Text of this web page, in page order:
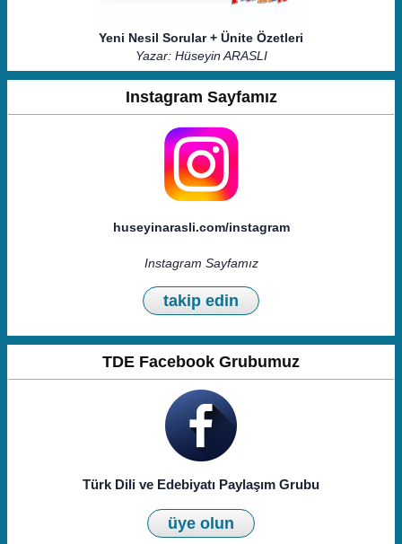
Yeni Nesil Sorular + Ünite Özetleri
Yazar: Hüseyin ARASLI
Instagram Sayfamız
huseyinarasli.com/instagram
Instagram Sayfamız
takip edin
TDE Facebook Grubumuz
Türk Dili ve Edebiyatı Paylaşım Grubu
üye olun